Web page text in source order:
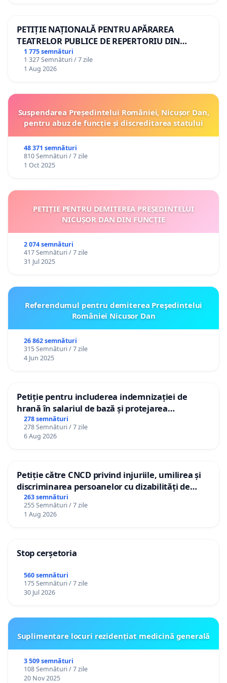
PETIȚIE NAȚIONALĂ PENTRU APĂRAREA
TEATRELOR PUBLICE DE REPERTORIU DIN
ROMÂNIA
1 775 semnături
1 327 Semnături / 7 zile
1 Aug 2026
Suspendarea Președintelui României, Nicușor Dan,
pentru abuz de funcție și discreditarea statului
48 371 semnături
810 Semnături / 7 zile
1 Oct 2025
PETIȚIE PENTRU DEMITEREA PREȘEDINTELUI
NICUȘOR DAN DIN FUNCȚIE
2 074 semnături
417 Semnături / 7 zile
31 Jul 2025
Referendumul pentru demiterea Preşedintelui
României Nicusor Dan
26 862 semnături
315 Semnături / 7 zile
4 Jun 2025
Petiție pentru includerea indemnizației de
hrană în salariul de bază și protejarea
gradațiilor de vechime pentru asistenții
personali
278 semnături
278 Semnături / 7 zile
6 Aug 2026
Petiție către CNCD privind injuriile, umilirea și
discriminarea persoanelor cu dizabilități de
către utilizatorul TikTok „Gorici”
263 semnături
255 Semnături / 7 zile
1 Aug 2026
Stop cerșetoria
560 semnături
175 Semnături / 7 zile
30 Jul 2026
Suplimentare locuri rezidențiat medicină generală
3 509 semnături
108 Semnături / 7 zile
20 Nov 2025